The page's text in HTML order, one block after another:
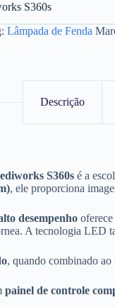
S360s
Lâmpada de Fenda
Descrição
S360s é a
, ele proporciona
desempenho
A tecnologia LED
, quando combinado
painel de controle